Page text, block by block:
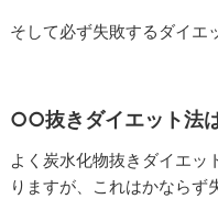
そして必ず失敗するダイエ
○○抜きダイエット法
よく炭水化物抜きダイエッ
りますが、これはかならず